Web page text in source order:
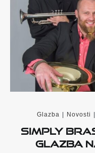
Glazba Novosti
Simply
glazba